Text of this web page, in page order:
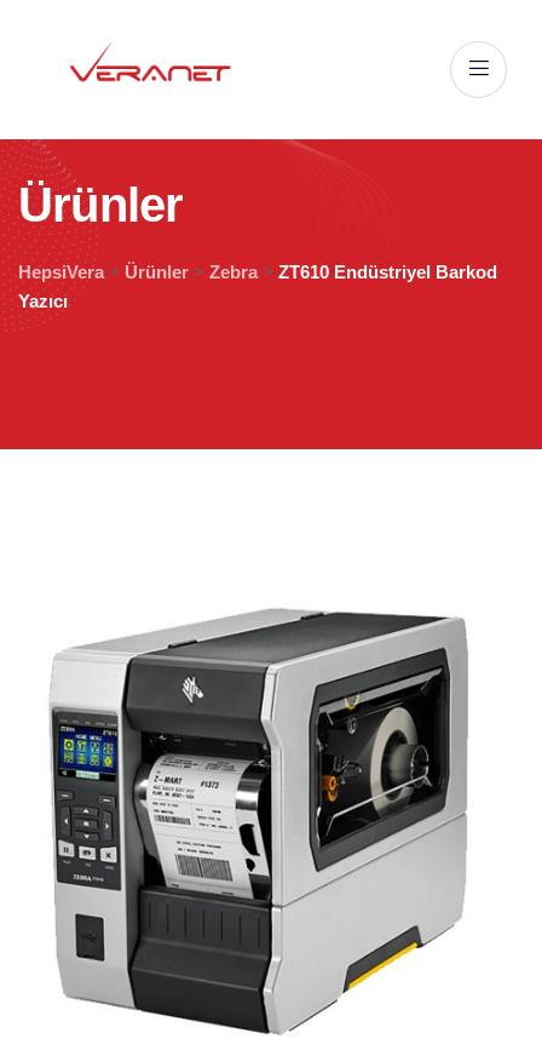
Ürünler
HepsiVera > Ürünler > Zebra > ZT610 Endüstriyel Barkod
Yazıcı